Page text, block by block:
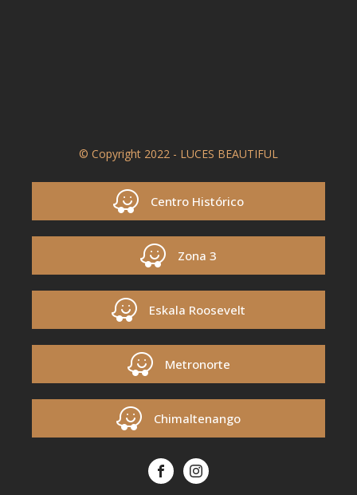
© Copyright 2022 - LUCES BEAUTIFUL
Centro Histórico
Zona 3
Eskala Roosevelt
Metronorte
Chimaltenango